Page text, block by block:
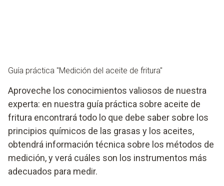
Guía práctica "Medición del aceite de fritura"
Aproveche los conocimientos valiosos de nuestra
experta: en nuestra guía práctica sobre aceite de
fritura encontrará todo lo que debe saber sobre los
principios químicos de las grasas y los aceites,
obtendrá información técnica sobre los métodos de
medición, y verá cuáles son los instrumentos más
adecuados para medir.